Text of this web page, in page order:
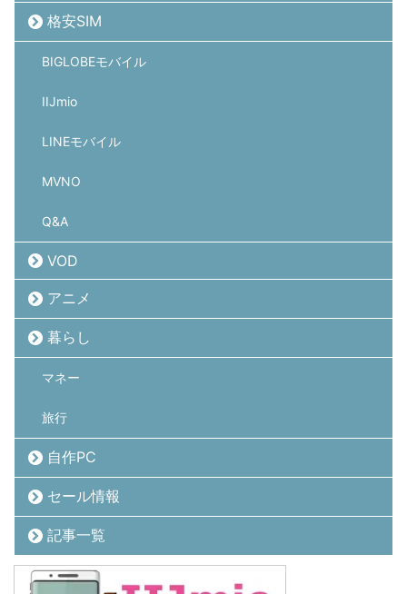
格安SIM
BIGLOBEモバイル
IIJmio
LINEモバイル
MVNO
Q&A
VOD
アニメ
暮らし
マネー
旅行
自作PC
セール情報
記事一覧